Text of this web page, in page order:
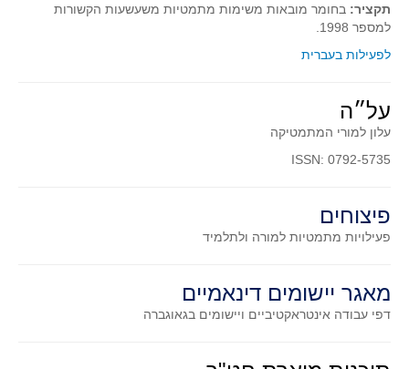
עולם המספרים
סטטיסטיקה והסתברות
פונקציות וחדו"א
חוקיות והפונקציה
פונקצית הישר
פונקצית הערך המוחלט
נגזרות ואינטגרלים
תקציר: בחומר מובאות משימות מתמטיות משעשעות הקשורות
למספר 1998.
לפעילות בעברית
על״ה
עלון למורי המתמטיקה
ISSN: 0792-5735
פיצוחים
פעילויות מתמטיות למורה ולתלמיד
מאגר יישומים דינאמיים
דפי עבודה אינטראקטיביים ויישומים בגאוגברה